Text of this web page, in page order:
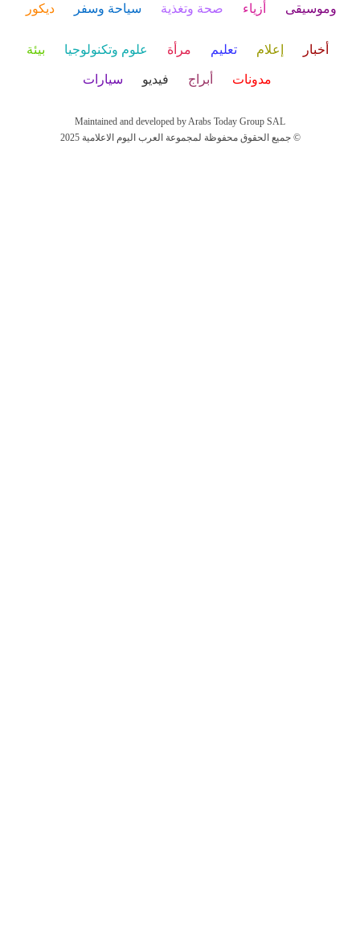
وموسيقى أزياء صحة وتغذية سياحة وسفر ديكور
أخبار إعلام تعليم مرأة علوم وتكنولوجيا بيئة
مدونات أبراج فيديو سيارات
Maintained and developed by Arabs Today Group SAL
جميع الحقوق محفوظة لمجموعة العرب اليوم الاعلامية 2025 ©